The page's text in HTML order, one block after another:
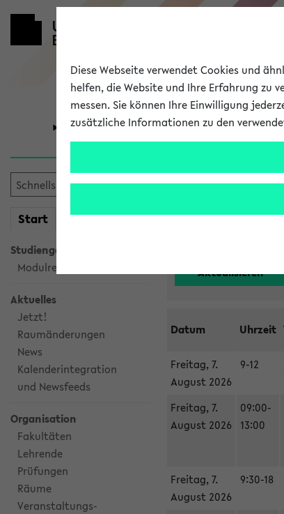
Universität Forschung
Start meineKVV
Studiengangsauswahl
Modulrecherche
Aktuelles
Jetzt!
Raumänderungen
News
Kalenderintegration
und Newsfeeds
Organisation
Fakultäten
Lehrende
Prüfungen
Räume
Veranstaltungs-
Alle noch
Datum Uhrzeit
Freitag, 7.
August 2026
9-12
Freitag, 7.
August 2026
09:00-
13:00
Freitag, 7.
August 2026
9:30-18
Diese Webseite verwendet Cookies und
helfen, die Website und Ihre Erfahrung zu
messen. Sie können Ihre Einwilligung
zusätzliche Informationen zu den